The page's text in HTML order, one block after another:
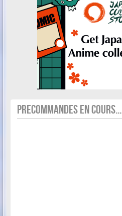
PRECOMMANDES EN COURS...